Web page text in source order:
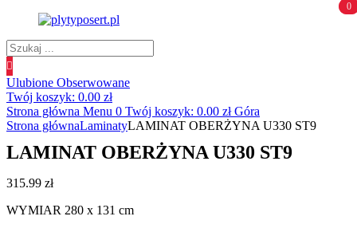
Wyszukiwanie
produktów
0
Ulubione Obserwowane
0
Twój koszyk: 0.00 zł
Strona główna Menu 0 Twój koszyk: 0.00 zł Góra
Strona głównaLaminatyLAMINAT OBERŻYNA U330 ST9
LAMINAT OBERŻYNA U330 ST9
315.99 zł
WYMIAR 280 x 131 cm